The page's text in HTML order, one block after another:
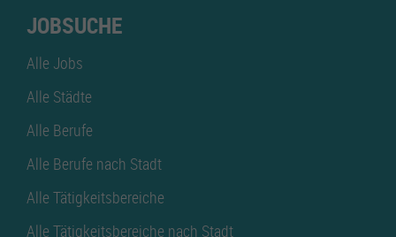
JOBSUCHE
Alle Jobs
Alle Städte
Alle Berufe
Alle Berufe nach Stadt
Alle Tätigkeitsbereiche
Alle Tätigkeitsbereiche nach Stadt